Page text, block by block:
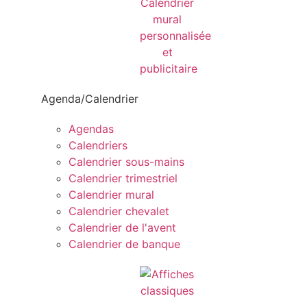
Agenda/Calendrier
Agendas
Calendriers
Calendrier sous-mains
Calendrier trimestriel
Calendrier mural
Calendrier chevalet
Calendrier de l'avent
Calendrier de banque